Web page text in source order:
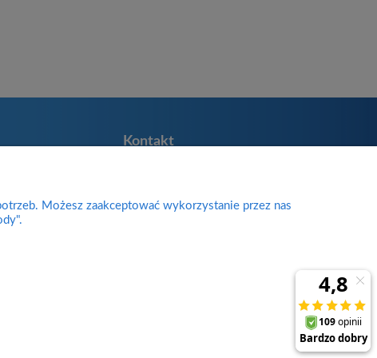
Kontakt
98-200 Sieradz
Możesz zaakceptować wykorzystanie przez nas